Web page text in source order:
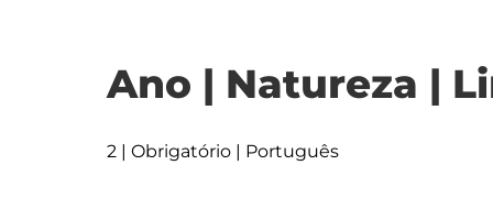
Ano | Natureza |
2 | Obrigatório | Português